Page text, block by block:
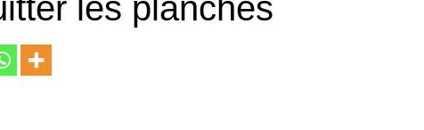
les planches